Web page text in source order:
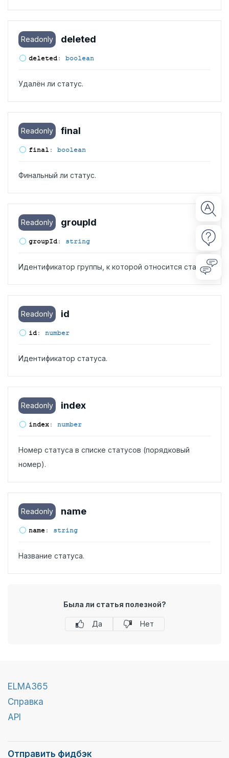
Readonly deleted
deleted: boolean
Удалён ли статус.
Readonly final
final : boolean
Финальный ли статус.
Readonly groupId
groupId: string
Идентификатор группы, к которой относится статус.
Readonly id
id: number
Идентификатор статуса.
Readonly index
index: number
Номер статуса в списке статусов (порядковый
номер).
Readonly name
name: string
Название статуса.
Была ли статья полезной?
Да Нет
ELMA365
Справка
API
Отправить фидбэк